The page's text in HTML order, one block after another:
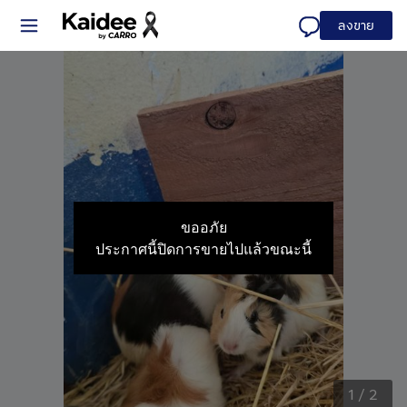
ลงขาย
ขออภัย
ประกาศนี้ปิดการขายไปแล้วขณะนี้
1 / 2